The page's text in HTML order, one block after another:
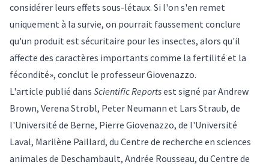
considérer leurs effets sous-létaux. Si l'on s'en remet
uniquement à la survie, on pourrait faussement conclure
qu'un produit est sécuritaire pour les insectes, alors qu'il
affecte des caractères importants comme la fertilité et la
fécondité», conclut le professeur Giovenazzo.
L'article publié dans Scientific Reportsest signé par Andrew
Brown, Verena Strobl, Peter Neumann et Lars Straub, de
l'Université de Berne, Pierre Giovenazzo, de l'Université
Laval, Marilène Paillard, du Centre de recherche en sciences
animales de Deschambault, Andrée Rousseau, du Centre de